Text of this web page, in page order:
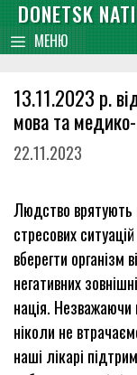
content
Skip
to
content
DONETSK
МЕНЮ
13.11.2023 р.
мова та
22.11.2023
Людство врятують
стресових
вберегти організм
негативних
нація. Незважаючи
ніколи не
наші лікарі